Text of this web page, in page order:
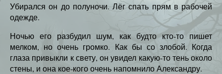
Убирался он до полуночи. Лёг спать прям в рабочей
одежде.
Ночью его разбудил шум, как будто кто-то пишет
мелком, но очень громко. Как бы со злобой. Когда
глаза привыкли к свету, он увидел какую-то тень около
стены, и она кое-кого очень напомнило Александру.